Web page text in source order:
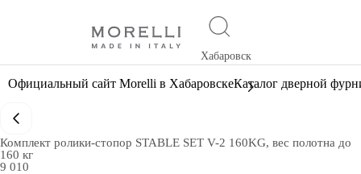
Хабаровск
Официальный сайт Morelli в ХабаровскеКаталог дверной
Комплект ролики-стопор STABLE SET V-2 160KG, вес полотна до
160 кг
9 010